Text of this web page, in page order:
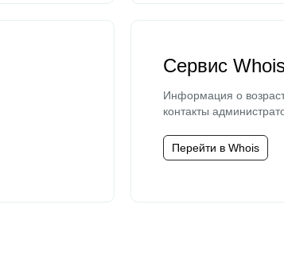
Сервис
Информация о
контакты
Перейти в Whois